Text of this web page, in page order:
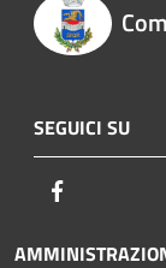
SEGUICI SU